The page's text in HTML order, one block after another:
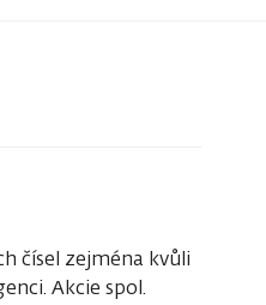
čísel zejména kvůli
Akcie spol.